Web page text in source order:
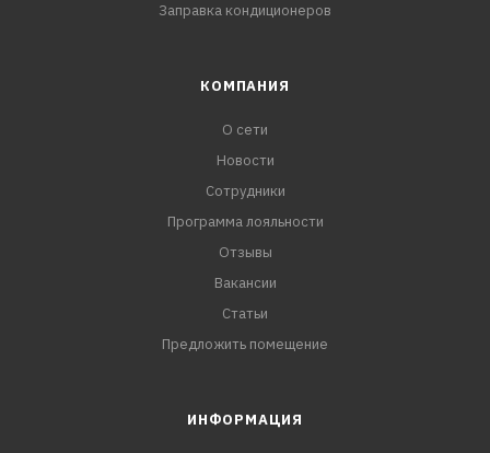
Заправка кондиционеров
КОМПАНИЯ
О сети
Новости
Сотрудники
Программа лояльности
Отзывы
Вакансии
Статьи
Предложить помещение
ИНФОРМАЦИЯ